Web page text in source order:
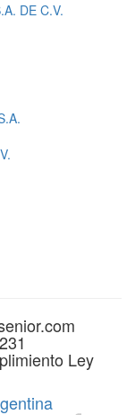
DE C.V.
Ley